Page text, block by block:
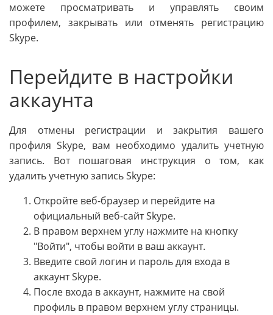
можете просматривать и управлять своим
профилем, закрывать или отменять регистрацию
Skype.
Перейдите в настройки
аккаунта
Для отмены регистрации и закрытия вашего
профиля Skype, вам необходимо удалить учетную
запись. Вот пошаговая инструкция о том, как
удалить учетную запись Skype:
Откройте веб-браузер и перейдите на
официальный веб-сайт Skype.
В правом верхнем углу нажмите на кнопку
"Войти", чтобы войти в ваш аккаунт.
Введите свой логин и пароль для входа в
аккаунт Skype.
После входа в аккаунт, нажмите на свой
профиль в правом верхнем углу страницы.